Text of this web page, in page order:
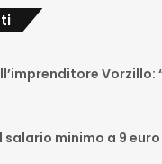
minimo a 9 euro